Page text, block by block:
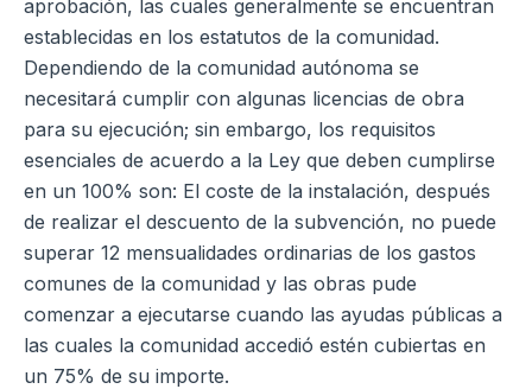
aprobación, las cuales generalmente se encuentran
establecidas en los estatutos de la comunidad.
Dependiendo de la comunidad autónoma se
necesitará cumplir con algunas licencias de obra
para su ejecución; sin embargo, los requisitos
esenciales de acuerdo a la Ley que deben cumplirse
en un 100% son: El coste de la instalación, después
de realizar el descuento de la subvención, no puede
superar 12 mensualidades ordinarias de los gastos
comunes de la comunidad y las obras pude
comenzar a ejecutarse cuando las ayudas públicas a
las cuales la comunidad accedió estén cubiertas en
un 75% de su importe.